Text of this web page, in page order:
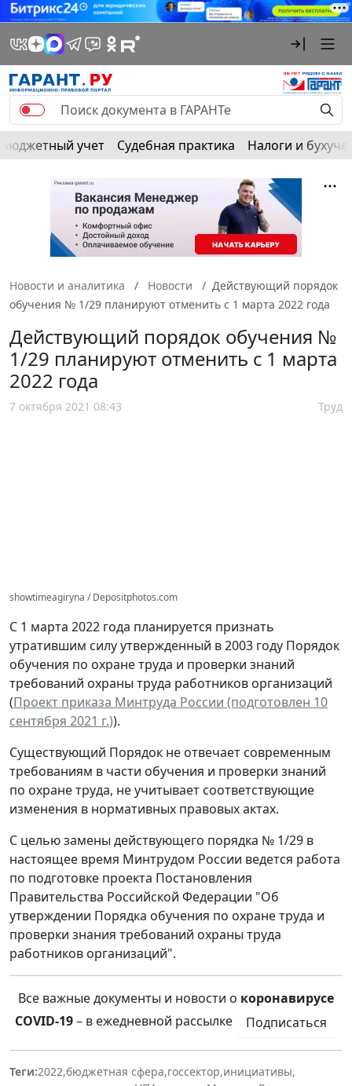
Бюджетный учет Судебная практика Налоги и
Новости и аналитика Новости
Действующий порядок
обучения № 1/29 планируют отменить с 1 марта 2022 года
Действующий порядок обучения №
1/29 планируют отменить с 1 марта
2022 года
7 октября 2021 08:43 Труд
showtimeagiryna / Depositphotos.com
С 1 марта 2022 года планируется признать
утратившим силу утвержденный в 2003 году Порядок
обучения по охране труда и проверки знаний
требований охраны труда работников организаций
(Проект приказа Минтруда России (подготовлен 10
сентября 2021 г.)).
Существующий Порядок не отвечает современным
требованиям в части обучения и проверки знаний
по охране труда, не учитывает соответствующие
изменения в нормативных правовых актах.
С целью замены действующего порядка № 1/29 в
настоящее время Минтрудом России ведется работа
по подготовке проекта Постановления
Правительства Российской Федерации "Об
утверждении Порядка обучения по охране труда и
проверки знания требований охраны труда
работников организаций".
Все важные документы и новости о коронавирусе
COVID-19– в ежедневной рассылке Подписаться
Теги:2022,бюджетная сфера,госсектор,инициативы,